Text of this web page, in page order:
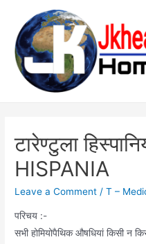
content
टारेण्टुला
HISPANIA
Leave a Comment /T –
परिचय :-
सभी होमियोपैथिक औषधियां किसी न